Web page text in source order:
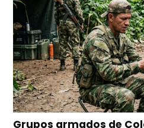
Grupos armados de